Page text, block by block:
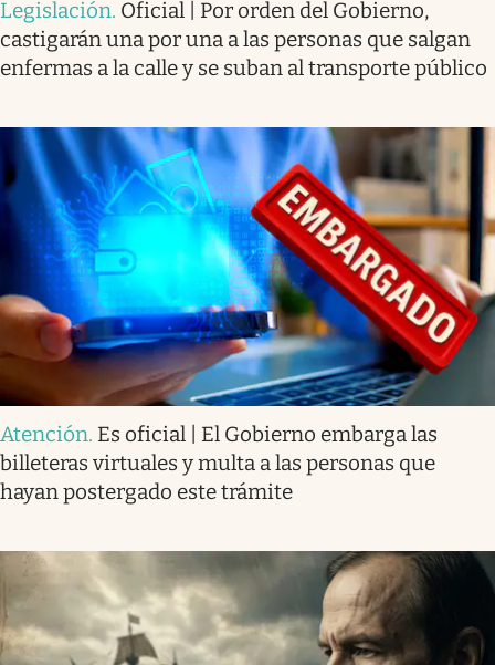
Legislación. Oficial | Por orden del Gobierno,
castigarán una por una a las personas que salgan
enfermas a la calle y se suban al transporte público
Atención. Es oficial | El Gobierno embarga las
billeteras virtuales y multa a las personas que
hayan postergado este trámite